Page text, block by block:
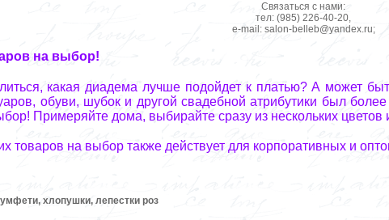
Связаться с нами:
тел: (985) 226-40-20,
e-mail: salon-belleb@yandex.ru;
на выбор!
какая диадема лучше подойдет к платью? А может
обуви, шубок и другой свадебной атрибутики был
Примеряйте дома, выбирайте сразу из нескольких цветов
товаров на выбор также действует для корпоративных и
хлопушки, лепестки роз